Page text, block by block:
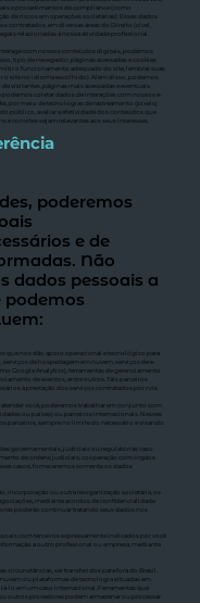
e procedimentos de compliance (como
de riscos em operações societárias). Esses dados
contratados, em diversas áreas do Direito (cível,
relacionadas à nossa atividade profissional.
com nossos conteúdos digitais, podemos
tipo de navegador, páginas acessadas e cookies
o funcionamento adequado do site, lembrar suas
o site no idioma escolhido). Além disso, podemos
visitantes, páginas mais acessadas e eventuais
coletar dados de interações com nossos e-
por meio de tecnologias de rastreamento (pixels)
público, avaliar a efetividade dos conteúdos que
convites sejam relevantes aos seus interesses.
poderemos
e de
Não
dados pessoais a
podemos
que nos dão apoio operacional e tecnológico para
de hospedagem em nuvem, serviços de e-
Google Analytics), ferramentas de gerenciamento
de eventos, entre outros. Tais parceiros
à prestação dos serviços contratados por nós.
atender você, poderemos trabalhar em conjunto com
ou países) ou parceiros internacionais. Nesses
parceiros, sempre no limite do necessário e visando
governamentais, judiciais ou regulatórias caso
de ordens judiciais, cooperação com órgãos
casos, forneceremos somente os dados
incorporação ou outra reorganização societária, os
mediante acordos de confidencialidade
poderão continuar tratando seus dados nos
com terceiros expressamente indicados por você
a outro profissional ou empresa, mediante
circunstâncias, ser transferidos para fora do Brasil.
ou plataformas de tecnologia situadas em
lo em um caso internacional. Ferramentas que
outros provedores podem armazenar ou processar